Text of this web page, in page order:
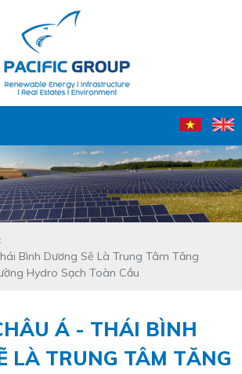
Bình Dương Sẽ Là Trung Tâm Tăng
Hydro Sạch Toàn Cầu
Á - THÁI BÌNH
LÀ TRUNG TÂM TĂNG